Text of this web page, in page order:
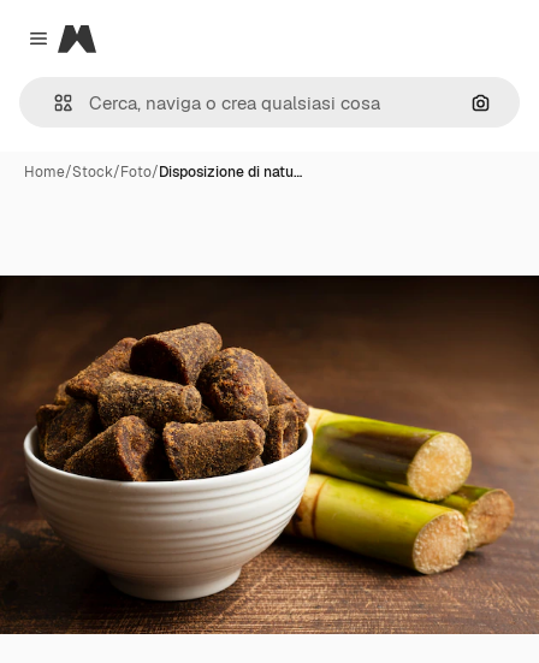
Close menu
Magnific
Cerca
Home/Stock/Foto/Disposizione di natu…